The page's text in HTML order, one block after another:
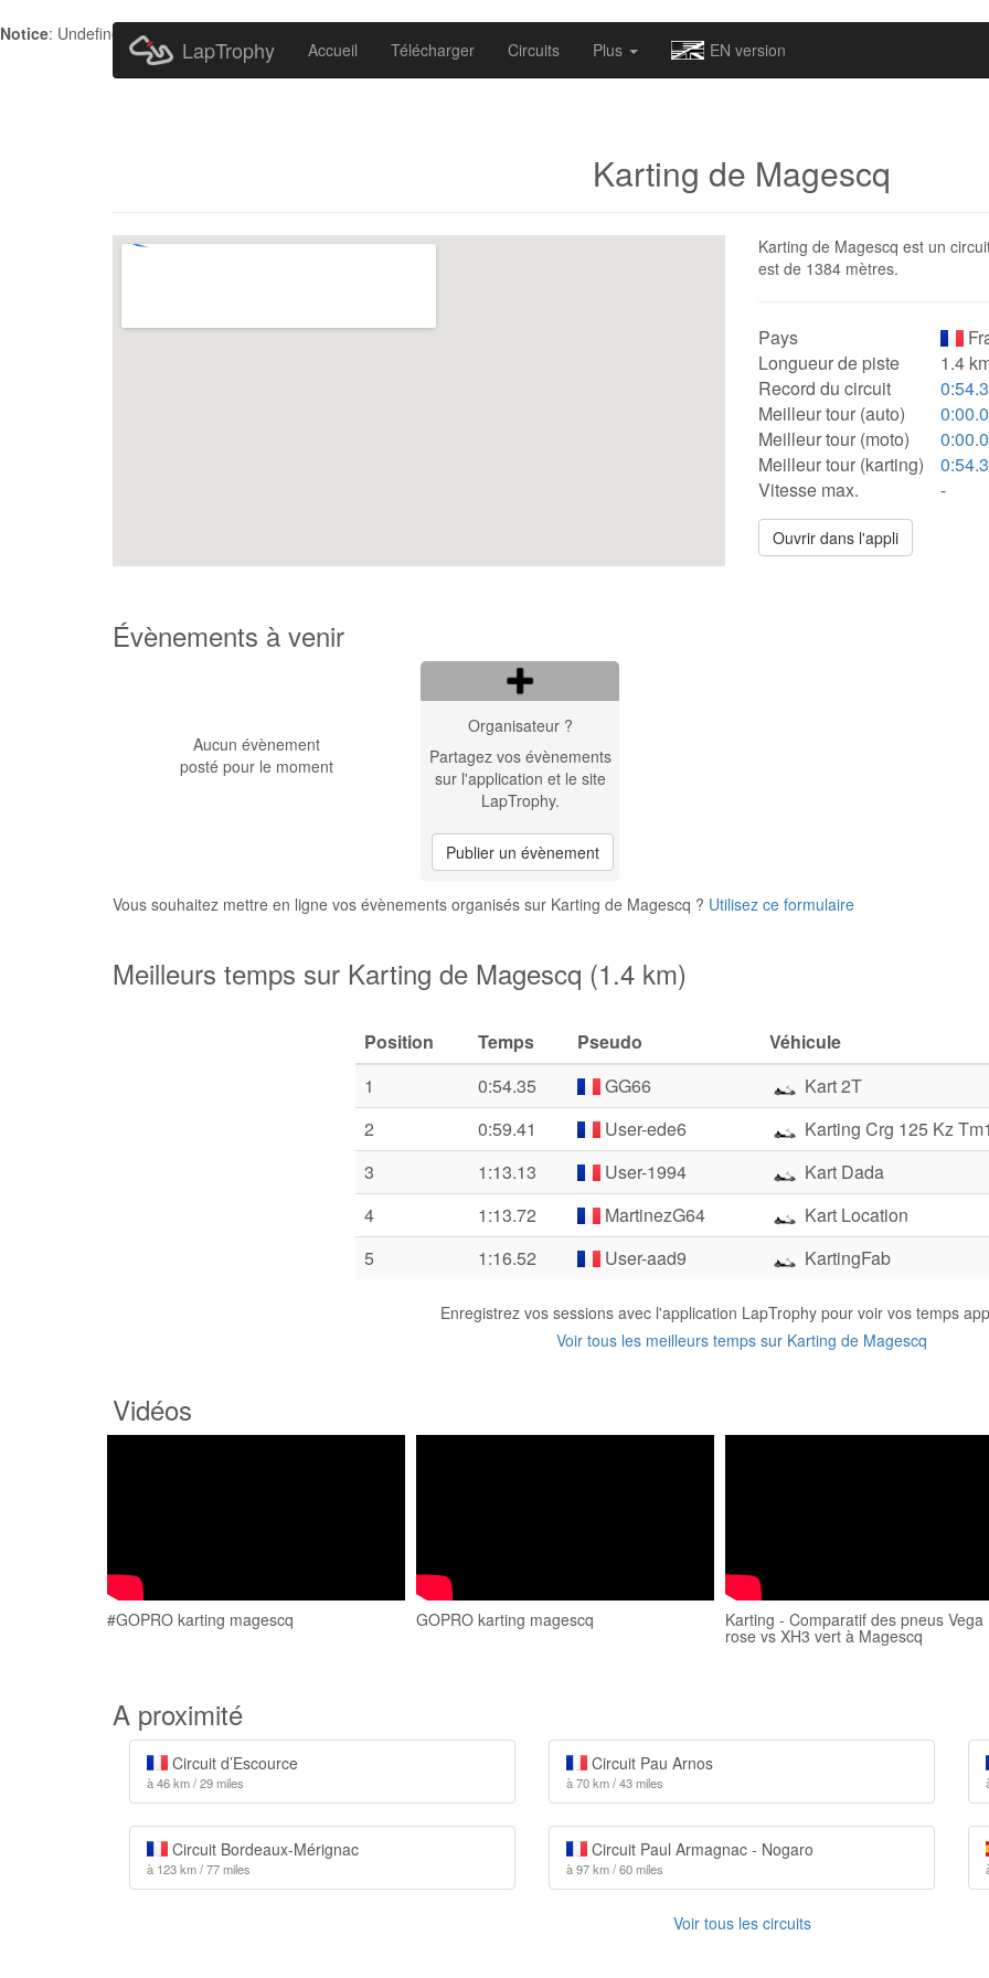
Notice: Undefined index: HTTP_ACCEPT_LANGUAGE in
LapTrophy Accueil Télécharger Circuits Plus EN version
Karting de Magescq
Karting de Magescq est un
est de 1384 mètres.
Pays
Longueur de piste
1.4
Record du circuit
Meilleur tour (auto)
Meilleur tour (moto)
Meilleur tour (karting)
Vitesse max.
-
Ouvrir dans l'appli
Évènements à venir
Aucun évènement
posté pour le moment
Organisateur ?
Partagez vos évènements
sur l'application et le site
LapTrophy.
Publier un évènement
Vous souhaitez mettre en ligne vos évènements organisés sur Karting de Magescq ? Utilisez ce formulaire
Meilleurs temps sur Karting de Magescq (1.4 km)
Position Temps Pseudo
Véhicule
1
0:54.35 GG66
Kart 2T
2
0:59.41 User-ede6
Karting Crg 125 Kz
3
1:13.13 User-1994
Kart Dada
4
1:13.72 MartinezG64
Kart Location
5
1:16.52 User-aad9 KartingFab
Enregistrez vos sessions avec l'application LapTrophy pour voir vos temps
Voir tous les meilleurs temps sur Karting de Magescq
Vidéos
#GOPRO karting magescq GOPRO karting magescq Karting - Comparatif des pneus Vega
rose vs XH3 vert à Magescq
A proximité
Circuit d’Escource
à 46 km / 29 miles
Circuit Pau Arnos
à 70 km / 43 miles
Circuit Bordeaux-Mérignac
à 123 km / 77 miles
Circuit Paul Armagnac - Nogaro
à 97 km / 60 miles
Voir tous les circuits